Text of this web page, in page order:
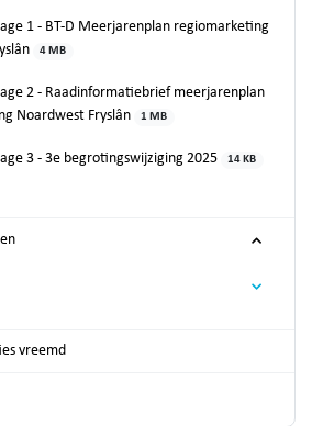
1 - BT-D Meerjarenplan regiomarketing
4 MB
2 - Raadinformatiebrief meerjarenplan
Noardwest Fryslân
1 MB
3 - 3e begrotingswijziging 2025 14 KB
vreemd